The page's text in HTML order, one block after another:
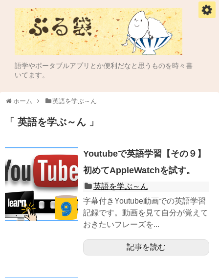
語学やポータブルアプリとか便利だなと思うものを時々書
いてます。
ホーム 英語を学ぶ～ん
英語を学ぶ～ん
Youtubeで英語学習【その９】
初めてAppleWatchを試す。
英語を学ぶ～ん
字幕付きYoutube動画での英語学習
記録です。動画を見て自分が覚えて
おきたいフレーズを...
記事を読む